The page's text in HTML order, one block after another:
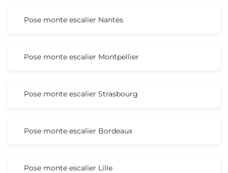
Pose monte escalier Nantes
Pose monte escalier Montpellier
Pose monte escalier Strasbourg
Pose monte escalier Bordeaux
Pose monte escalier Lille